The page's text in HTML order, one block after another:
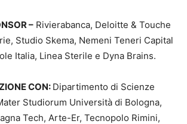
– Rivierabanca, Deloitte & Touche
Studio Skema, Nemeni Teneri Capital
Italia, Linea Sterile e Dyna Brains.
CON: Dipartimento di Scienze
Studiorum Università di Bologna,
Tech, Arte-Er, Tecnopolo Rimini,